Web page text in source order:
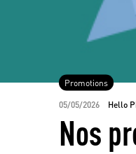
Promotions
05/05/2026 Hello
Nos